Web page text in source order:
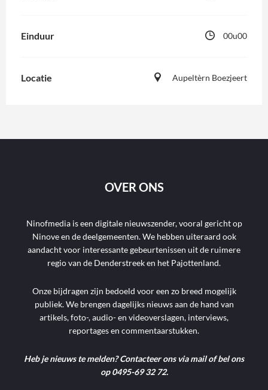
Einduur 00u00
Locatie Aupeltèrn Boezjeert
OVER ONS
Ninofmedia is een digitale nieuwszender, vooral gericht op
Ninove en de deelgemeenten. We hebben uiteraard ook
aandacht voor interessante gebeurtenissen uit de ruimere
regio van de Denderstreek en het Pajottenland.
Onze bijdragen zijn bedoeld voor een zo breed mogelijk
publiek. We brengen dagelijks nieuws aan de hand van
artikels, foto-, audio- en videoverslagen, interviews,
reportages en commentaarstukken.
Heb je nieuws te melden? Contacteer ons via mail of bel ons
op 0495-69 32 72.